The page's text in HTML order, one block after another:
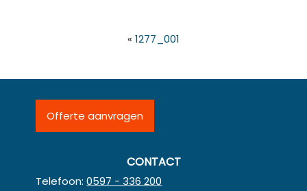
« 1277_001
Offerte aanvragen
CONTACT
Telefoon:0597 - 336 200